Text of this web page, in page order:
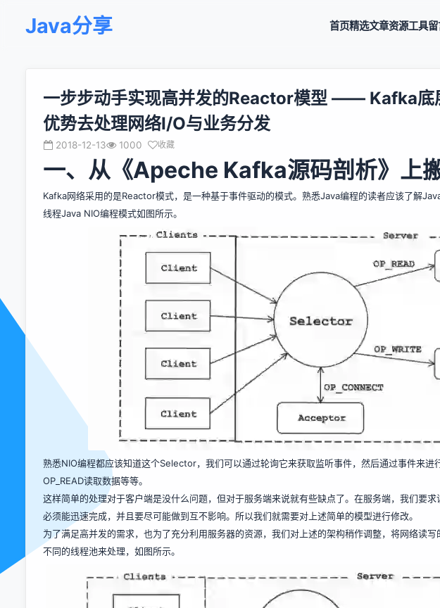
Java分享 首页精选文章资源工具留
一步步动手实现高并发的Reactor模型 —— Kafka底
优势去处理网络I/O与业务分发
2018-12-13 1000 收藏
一、从《Apeche Kafka源码剖析》上
Kafka网络采用的是Reactor模式，是一种基于事件驱动的模式。熟悉Java编程的读者应该了解
线程Java NIO编程模式如图所示。
熟悉NIO编程都应该知道这个Selector，我们可以通过轮询它来获取监听事件，然后通过事件来进
OP_READ读取数据等等。
这样简单的处理对于客户端是没什么问题，但对于服务端来说就有些缺点了。在服务端，我们要
必须能迅速完成，并且要尽可能做到互不影响。所以我们就需要对上述简单的模型进行修改。
为了满足高并发的需求，也为了充分利用服务器的资源，我们对上述的架构稍作调整，将网络读
不同的线程池来处理，如图所示。